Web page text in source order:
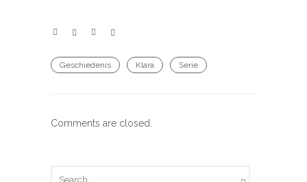
Geschiedenis Klara Serie
Comments are closed.